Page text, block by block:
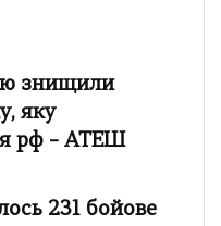
знищили
яку
рф – АТЕШ
231 бойове